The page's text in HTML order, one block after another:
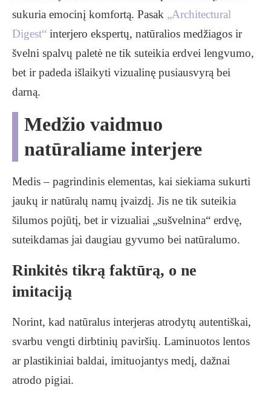
sukuria emocinį komfortą. Pasak „Architectural
Digest“ interjero ekspertų, natūralios medžiagos ir
švelni spalvų paletė ne tik suteikia erdvei lengvumo,
bet ir padeda išlaikyti vizualinę pusiausvyrą bei
darną.
Medžio vaidmuo
natūraliame interjere
Medis – pagrindinis elementas, kai siekiama sukurti
jaukų ir natūralų namų įvaizdį. Jis ne tik suteikia
šilumos pojūtį, bet ir vizualiai „sušvelnina“ erdvę,
suteikdamas jai daugiau gyvumo bei natūralumo.
Rinkitės tikrą faktūrą, o ne
imitaciją
Norint, kad natūralus interjeras atrodytų autentiškai,
svarbu vengti dirbtinių paviršių. Laminuotos lentos
ar plastikiniai baldai, imituojantys medį, dažnai
atrodo pigiai.